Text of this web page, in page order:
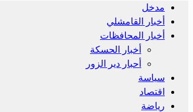
مدخل
أخبار القامشلي
أخبار المحافظات
أخبار الحسكة
أحبار دير الزور
سياسة
اقتصاد
رياضة